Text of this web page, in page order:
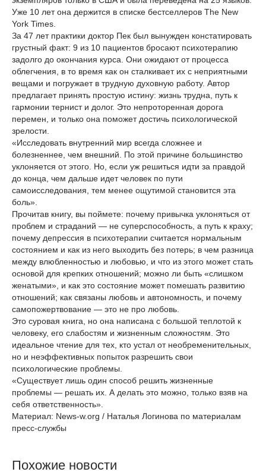
Уже 10 лет она держится в списке бестселлеров The New
York Times.
За 47 лет практики доктор Пек был вынужден констатировать
грустный факт: 9 из 10 пациентов бросают психотерапию
задолго до окончания курса. Они ожидают от процесса
облегчения, в то время как он сталкивает их с неприятными
вещами и погружает в трудную духовную работу. Автор
предлагает принять простую истину: жизнь трудна, путь к
гармонии тернист и долог. Это непроторенная дорога
перемен, и только она поможет достичь психологической
зрелости.
«Исследовать внутренний мир всегда сложнее и
болезненнее, чем внешний. По этой причине большинство
уклоняется от этого. Но, если уж решиться идти за правдой
до конца, чем дальше идет человек по пути
самоисследования, тем менее ощутимой становится эта
боль».
Прочитав книгу, вы поймете: почему привычка уклоняться от
проблем и страданий — не суперспособность, а путь к краху;
почему депрессия в психотерапии считается нормальным
состоянием и как из него выходить без потерь; в чем разница
между влюбленностью и любовью, и что из этого может стать
основой для крепких отношений; можно ли быть «слишком
женатыми», и как это состояние может помешать развитию
отношений; как связаны любовь и автономность, и почему
самопожертвование — это не про любовь.
Это суровая книга, но она написана с большой теплотой к
человеку, его слабостям и жизненным сложностям. Это
идеальное чтение для тех, кто устал от необременительных,
но и неэффективных попыток разрешить свои
психологические проблемы.
«Существует лишь один способ решить жизненные
проблемы — решать их. А делать это можно, только взяв на
себя ответственность».
Материал: News-w.org / Наталья Логинова по материалам
пресс-службы
Похожие новости